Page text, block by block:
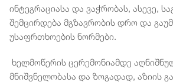
ინტეგრაციასა და ვაჭრობას, ასევე,
შემცირდება მგზავრობის დრო და
უსაფრთხოების ნორმები.
ხელმოწერის ცერემონიამდე
მნიშვნელობასა და ზოგადად, აზიის